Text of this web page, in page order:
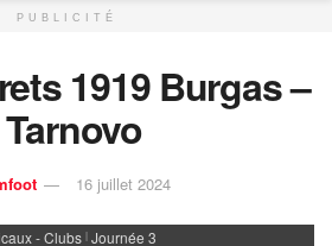
PUBLICITÉ
1919 Burgas –
16 juillet 2024
- Clubs | Journée 3